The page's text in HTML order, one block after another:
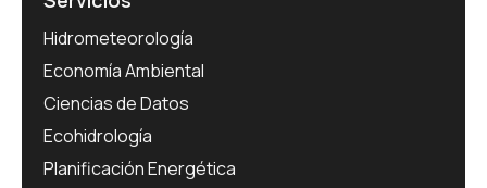
Hidrometeorología
Economía Ambiental
Ciencias de Datos
Ecohidrología
Planificación Energética